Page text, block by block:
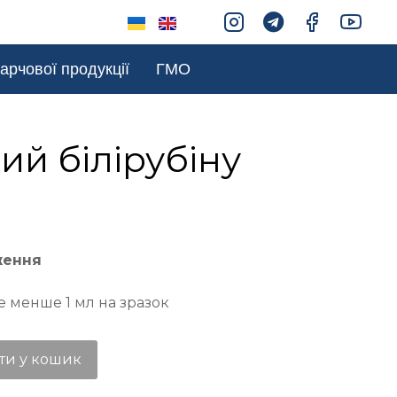
продукції ГМО
білірубіну
менше 1 мл на зразок
у кошик